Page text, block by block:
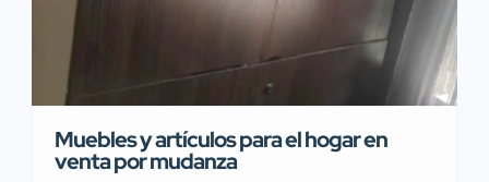
Muebles y artículos para el hogar en
venta por mudanza